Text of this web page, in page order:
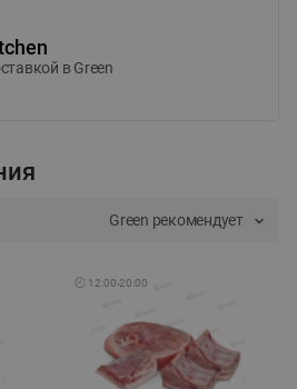
в Green
Green рекомендует
🕘 12:00-20:00